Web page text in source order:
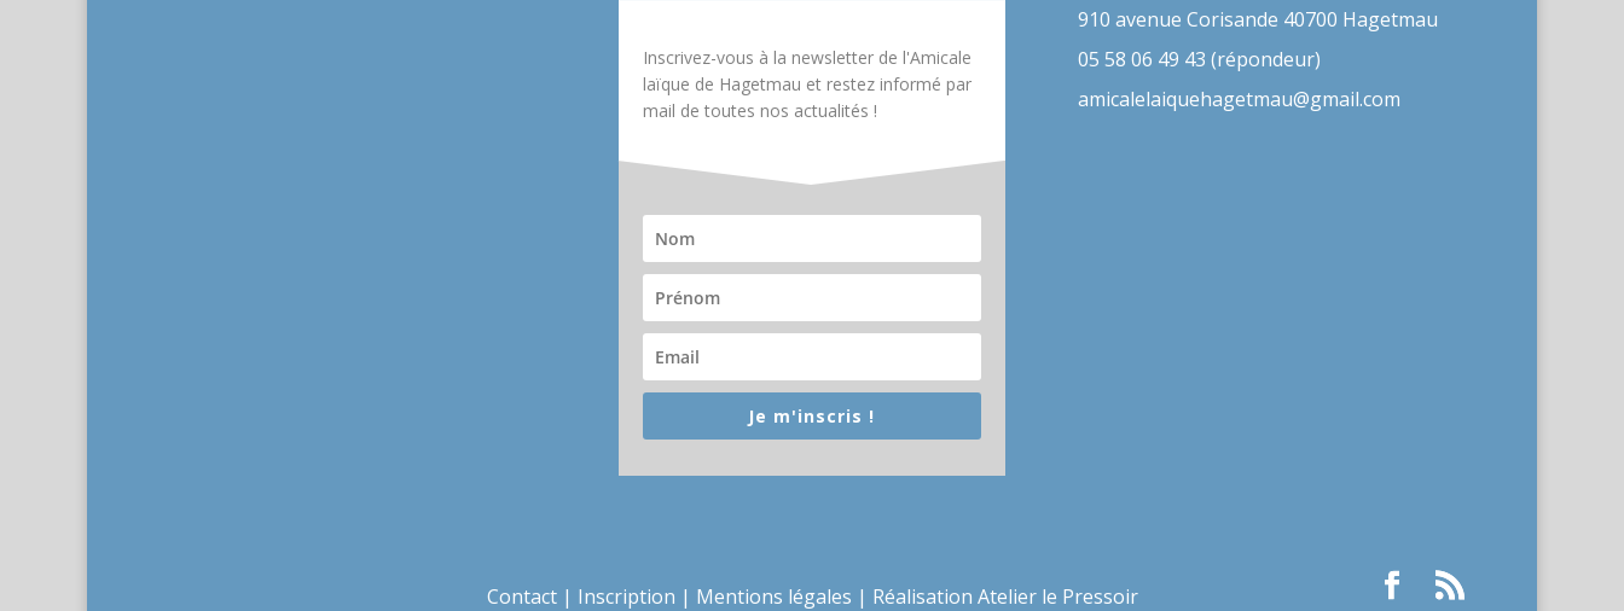
Inscrivez-vous à la newsletter de l'Amicale
laïque de Hagetmau et restez informé par
mail de toutes nos actualités !
Je m'inscris !
910 avenue Corisande 40700 Hagetmau
05 58 06 49 43 (répondeur)
amicalelaiquehagetmau@gmail.com
Contact| Inscription | Mentions légales | Réalisation Atelier le Pressoir